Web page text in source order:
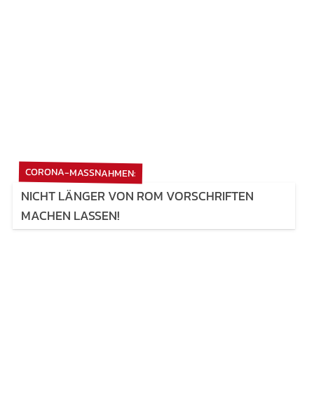
CORONA-MASSNAHMEN:
NICHT LÄNGER VON ROM VORSCHRIFTEN
MACHEN LASSEN!